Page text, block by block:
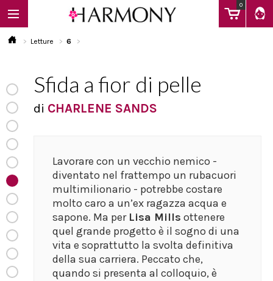
0
EBOOK
LIBRI
Calendario
FAQ
Letture 6
Sfida a fior di pelle
di CHARLENE SANDS
Lavorare con un vecchio nemico -
diventato nel frattempo un rubacuori
multimilionario - potrebbe costare
molto caro a un’ex ragazza acqua e
sapone. Ma per Lisa Mills ottenere
quel grande progetto è il sogno di una
vita e soprattutto la svolta definitiva
della sua carriera. Peccato che,
quando si presenta al colloquio, è